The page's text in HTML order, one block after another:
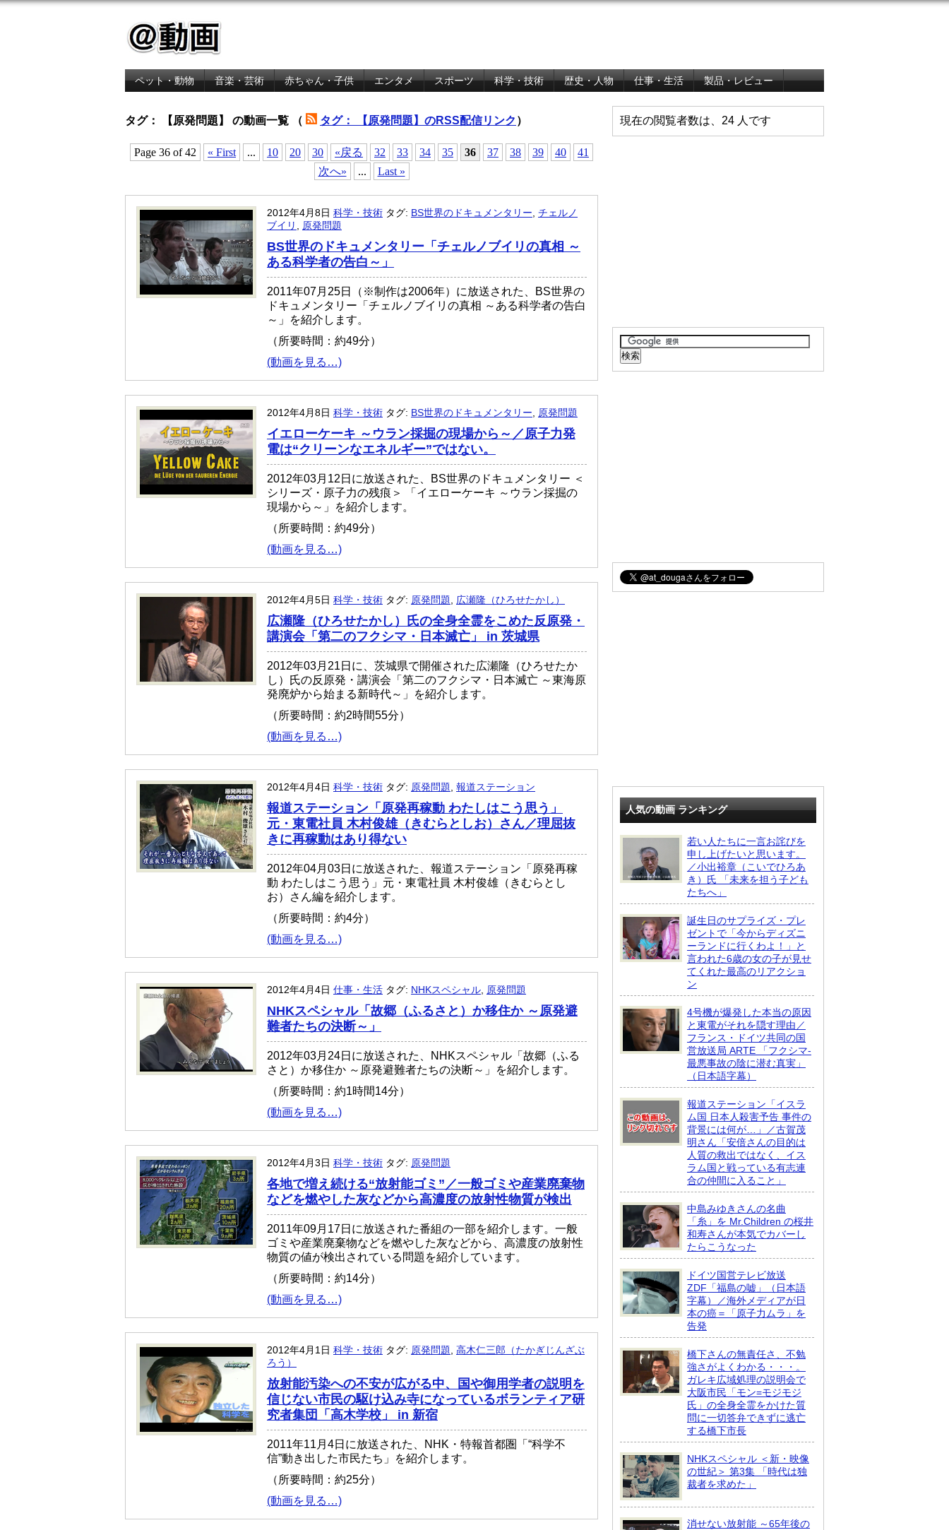
ペット・動物 音楽・芸術 赤ちゃん・子供 エンタメ スポーツ 科学・技術 歴史・人物 仕事・生活
製品・レビュー
タグ： 【原発問題】 の動画一覧 （ タグ： 【原発問題】のRSS配信リンク ）
Page 36 of 42 « First ... 10 20 30 «戻る 32 33 34 35 36 37 38 39 40
41
次へ»
... Last »
2012年4月8日 科学・技術 タグ: BS世界のドキュメンタリー チェルノ
ブイリ
原発問題
BS世界のドキュメンタリー「チェルノブイリの真相 ～
ある科学者の告白～」
2011年07月25日（※制作は2006年）に放送された、BS世界の
ドキュメンタリー「チェルノブイリの真相 ～ある科学者の告白
～」を紹介します。
（所要時間：約49分）
(動画を見る…)
2012年4月8日 科学・技術 タグ: BS世界のドキュメンタリー 原発問題
イエローケーキ ～ウラン採掘の現場から～／原子力発
電は“クリーンなエネルギー”ではない。
2012年03月12日に放送された、BS世界のドキュメンタリー ＜
シリーズ・原子力の残痕＞ 「イエローケーキ ～ウラン採掘の
現場から～」を紹介します。
（所要時間：約49分）
(動画を見る…)
2012年4月5日 科学・技術 タグ: 原発問題 広瀬隆（ひろせたかし）
広瀬隆（ひろせたかし）氏の全身全霊をこめた反原発・
講演会「第二のフクシマ・日本滅亡」 in 茨城県
2012年03月21日に、茨城県で開催された広瀬隆（ひろせたか
し）氏の反原発・講演会「第二のフクシマ・日本滅亡 ～東海原
発廃炉から始まる新時代～」を紹介します。
（所要時間：約2時間55分）
(動画を見る…)
2012年4月4日 科学・技術 タグ: 原発問題 報道ステーション
報道ステーション「原発再稼動 わたしはこう思う」
元・東電社員 木村俊雄（きむらとしお）さん／理屈抜
きに再稼動はあり得ない
2012年04月03日に放送された、報道ステーション「原発再稼
動 わたしはこう思う」元・東電社員 木村俊雄（きむらとし
お）さん編を紹介します。
（所要時間：約4分）
(動画を見る…)
2012年4月4日 仕事・生活 タグ: NHKスペシャル 原発問題
NHKスペシャル「故郷（ふるさと）か移住か ～原発避
難者たちの決断～」
2012年03月24日に放送された、NHKスペシャル「故郷（ふる
さと）か移住か ～原発避難者たちの決断～」を紹介します。
（所要時間：約1時間14分）
(動画を見る…)
2012年4月3日 科学・技術 タグ: 原発問題
各地で増え続ける“放射能ゴミ”／一般ゴミや産業廃棄物
などを燃やした灰などから高濃度の放射性物質が検出
2011年09月17日に放送された番組の一部を紹介します。一般
ゴミや産業廃棄物などを燃やした灰などから、高濃度の放射性
物質の値が検出されている問題を紹介しています。
（所要時間：約14分）
(動画を見る…)
2012年4月1日 科学・技術 タグ: 原発問題 高木仁三郎（たかぎじんざぶ
ろう）
放射能汚染への不安が広がる中、国や御用学者の説明を
信じない市民の駆け込み寺になっているボランティア研
究者集団「高木学校」 in 新宿
2011年11月4日に放送された、NHK・特報首都圏「“科学不
信”動き出した市民たち」を紹介します。
（所要時間：約25分）
(動画を見る…)
現在の閲覧者数は、24 人です
人気の動画 ランキング
若い人たちに一言お詫びを
申し上げたいと思います。
／小出裕章（こいでひろあ
き）氏 「未来を担う子ども
たちへ」
誕生日のサプライズ・プレ
ゼントで「今からディズニ
ーランドに行くわよ！」と
言われた6歳の女の子が見せ
てくれた最高のリアクショ
ン
4号機が爆発した本当の原因
と東電がそれを隠す理由／
フランス・ドイツ共同の国
営放送局 ARTE 「フクシマ-
最悪事故の陰に潜む真実」
（日本語字幕）
報道ステーション「イスラ
ム国 日本人殺害予告 事件の
背景には何が…」／古賀茂
明さん「安倍さんの目的は
人質の救出ではなく、イス
ラム国と戦っている有志連
合の仲間に入ること」
中島みゆきさんの名曲
「糸」を Mr.Children の桜井
和寿さんが本気でカバーし
たらこうなった
ドイツ国営テレビ放送
ZDF「福島の嘘」（日本語
字幕）／海外メディアが日
本の癌＝「原子力ムラ」を
告発
橋下さんの無責任さ、不勉
強さがよくわかる・・・。
ガレキ広域処理の説明会で
大阪市民「モン=モジモジ
氏」の全身全霊をかけた質
問に一切答弁できずに逃亡
する橋下市長
NHKスペシャル ＜新・映像
の世紀＞ 第3集 「時代は独
裁者を求めた」
消せない放射能 ～65年後の